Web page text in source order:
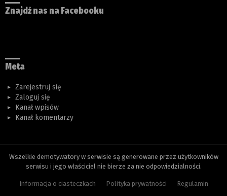
Znajdź nas na Facebooku
Meta
Zarejestruj się
Zaloguj się
Kanał wpisów
Kanał komentarzy
Wszelkie demotywatory w serwisie są generowane przez użytkowników
serwisu i jego właściciel nie bierze za nie odpowiedzialności.
Informacja o ciasteczkach Polityka prywatności Regulamin